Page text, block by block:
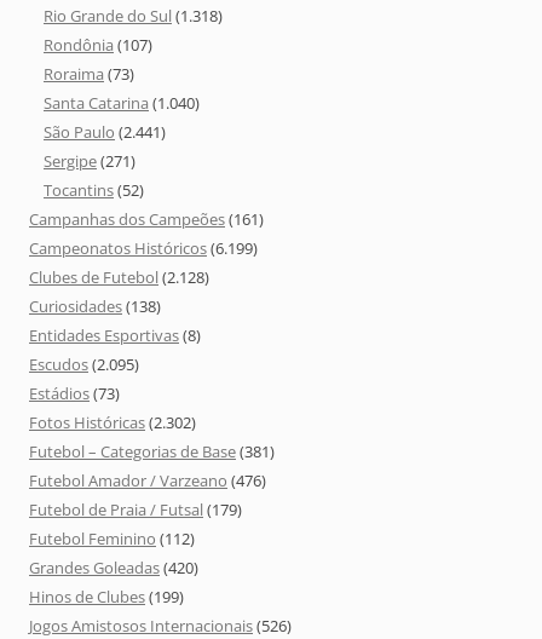
Rio Grande do Sul(1.318)
Rondônia (107)
Roraima (73)
Santa Catarina (1.040)
São Paulo (2.441)
Sergipe(271)
Tocantins(52)
Campanhas dos Campeões(161)
Campeonatos Históricos(6.199)
Clubes de Futebol(2.128)
Curiosidades(138)
Entidades Esportivas(8)
Escudos(2.095)
Estádios(73)
Fotos Históricas(2.302)
Futebol – Categorias de Base(381)
Futebol Amador / Varzeano (476)
Futebol de Praia / Futsal(179)
Futebol Feminino (112)
Grandes Goleadas(420)
Hinos de Clubes(199)
Jogos Amistosos Internacionais(526)